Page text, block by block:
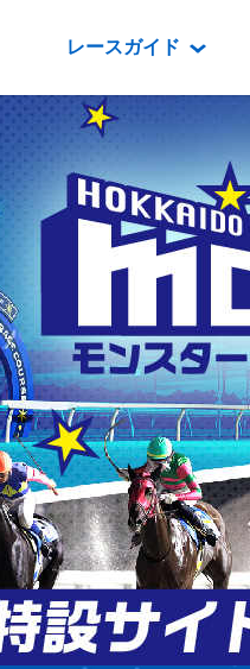
レースガイド
レース情報
レース一覧
出走表
成績表
払戻金一覧
騎手成績表
馬番成績表
オッズ
データルーム
騎手・調教師紹介
騎手・調教師成績
能力検査成績
遠征馬情報
馬主服紹介
番組編成要領